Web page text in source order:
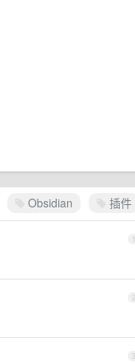
Obsidian 插件
1
2
3